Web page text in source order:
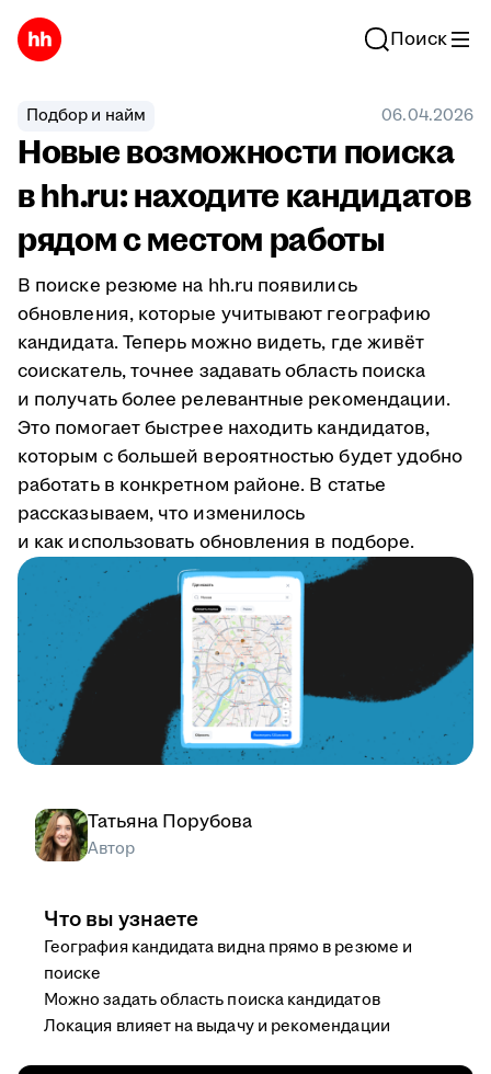
Поиск
Подбор и найм 06.04.2026
Новые возможности поиска
в hh.ru: находите кандидатов
рядом с местом работы
В поиске резюме на hh.ru появились
обновления, которые учитывают географию
кандидата. Теперь можно видеть, где живёт
соискатель, точнее задавать область поиска
и получать более релевантные рекомендации.
Это помогает быстрее находить кандидатов,
которым с большей вероятностью будет удобно
работать в конкретном районе. В статье
рассказываем, что изменилось
и как использовать обновления в подборе.
Татьяна Порубова
Автор
Что вы узнаете
География кандидата видна прямо в резюме и
поиске
Можно задать область поиска кандидатов
Локация влияет на выдачу и рекомендации